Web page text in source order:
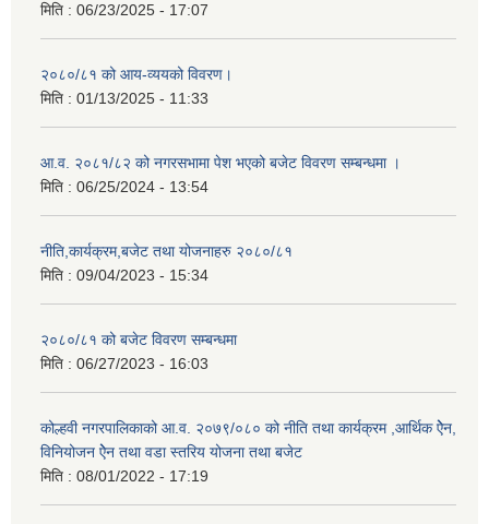
मिति : 06/23/2025 - 17:07
२०८०/८१ को आय-व्ययको विवरण।
मिति : 01/13/2025 - 11:33
आ.व. २०८१/८२ को नगरसभामा पेश भएको बजेट विवरण सम्बन्धमा ।
मिति : 06/25/2024 - 13:54
नीति,कार्यक्रम,बजेट तथा योजनाहरु २०८०/८१
मिति : 09/04/2023 - 15:34
२०८०/८१ को बजेट विवरण सम्बन्धमा
मिति : 06/27/2023 - 16:03
कोल्हवी नगरपालिकाको आ.व. २०७९/०८० को नीति तथा कार्यक्रम ,आर्थिक ऐेन,
विनियोजन ऐेन तथा वडा स्तरिय योजना तथा बजेट
मिति : 08/01/2022 - 17:19